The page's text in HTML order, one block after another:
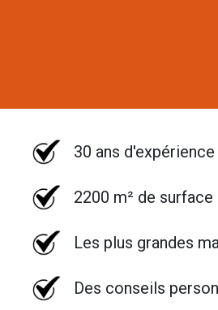
30 ans d'expérience
2200 m² de
Les plus grandes
Des conseils